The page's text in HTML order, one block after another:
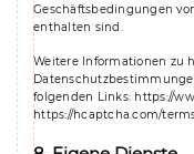
Geschäftsbedingungen
enthalten sind.
Weitere Informationen zu
folgenden Links: https://
https://hcaptcha.com/